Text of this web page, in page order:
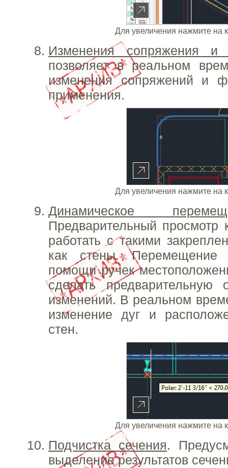
Для увеличения нажмите на
Изменения сопряжения и
позволяет в реальном
изменения сопряжений и
применения.
Для увеличения нажмите на
Динамическое
Предварительный просмотр
работать с такими
как стены. Перемещение
помощи ручек
сделать предварительную
изменений. В реальном
изменение дуг и
стен.
Для увеличения нажмите на
Подчистка сечения.
выделение результатов